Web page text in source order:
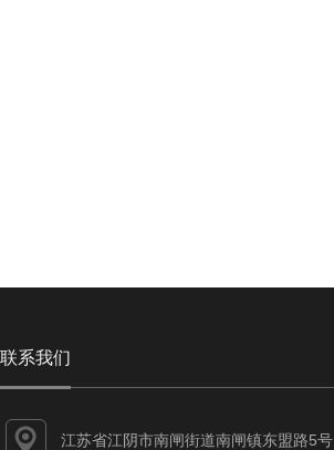
联系我们
江苏省江阴市南闸街道南闸镇东盟路5号